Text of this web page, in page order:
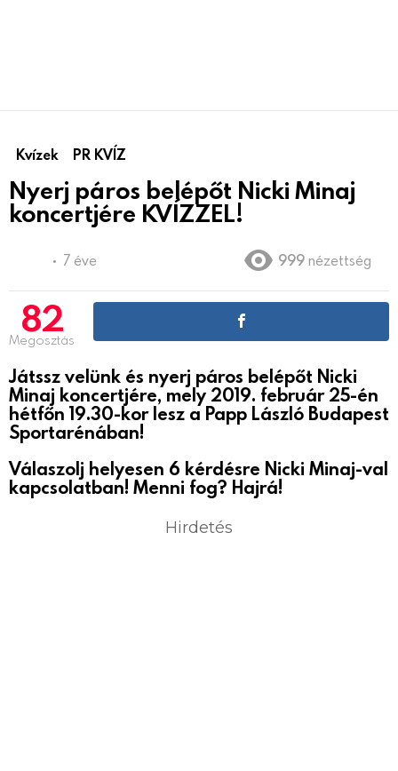
Kvízek PR KVÍZ
Nyerj páros belépőt Nicki Minaj
koncertjére KVÍZZEL!
7 éve 999 nézettség
82
Megosztás
Játssz velünk és nyerj páros belépőt Nicki
Minaj koncertjére, mely 2019. február 25-én
hétfőn 19.30-kor lesz a Papp László Budapest
Sportarénában!
Válaszolj helyesen 6 kérdésre Nicki Minaj-val
kapcsolatban! Menni fog? Hajrá!
Hirdetés